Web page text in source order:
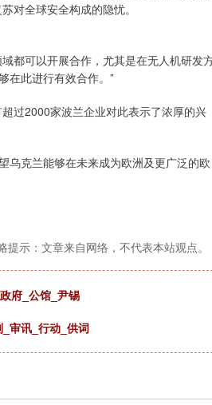
对全球安全构成的隐忧。
都可以开展合作，尤其是在无人机研发
在此进行有效合作。”
过2000家波兰企业对此表示了浓厚的兴
乌克兰能够在未来成为欧洲及更广泛的欧
提示：文章来自网络，不代表本站观点。
府_公馆_尹锡
审讯_行动_供词